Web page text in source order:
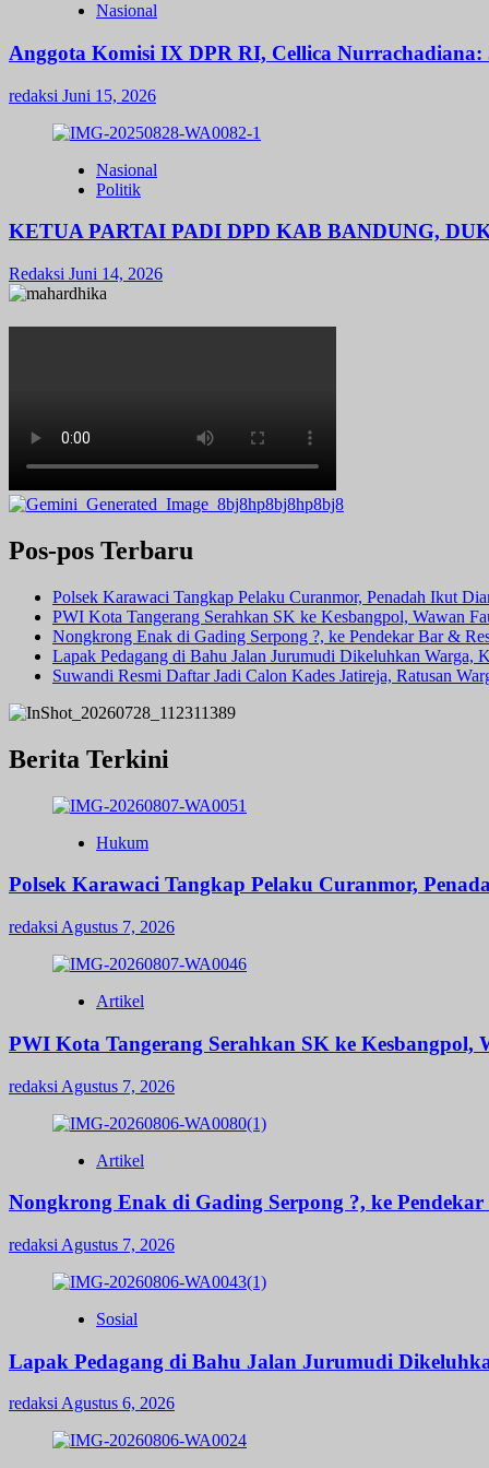
Nasional
Anggota Komisi IX DPR RI, Cellica
redaksi Juni 15, 2026
Nasional
Politik
KETUA PARTAI PADI DPD KAB BANDUNG,
Redaksi Juni 14, 2026
Pos-pos Terbaru
Polsek Karawaci Tangkap Pelaku Curanmor, Penadah Ikut
PWI Kota Tangerang Serahkan SK ke Kesbangpol, Wawan
Nongkrong Enak di Gading Serpong ?, ke Pendekar Bar &
Lapak Pedagang di Bahu Jalan Jurumudi Dikeluhkan Warga,
Suwandi Resmi Daftar Jadi Calon Kades Jatireja, Ratusan
Berita Terkini
Hukum
Polsek Karawaci Tangkap Pelaku Curanmor,
redaksi Agustus 7, 2026
Artikel
PWI Kota Tangerang Serahkan SK ke Kesbangpol,
redaksi Agustus 7, 2026
Artikel
Nongkrong Enak di Gading Serpong ?, ke
redaksi Agustus 7, 2026
Sosial
Lapak Pedagang di Bahu Jalan Jurumudi
redaksi Agustus 6, 2026